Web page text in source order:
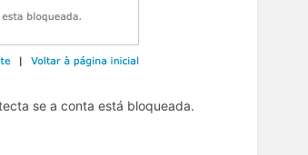
se a conta está bloqueada.